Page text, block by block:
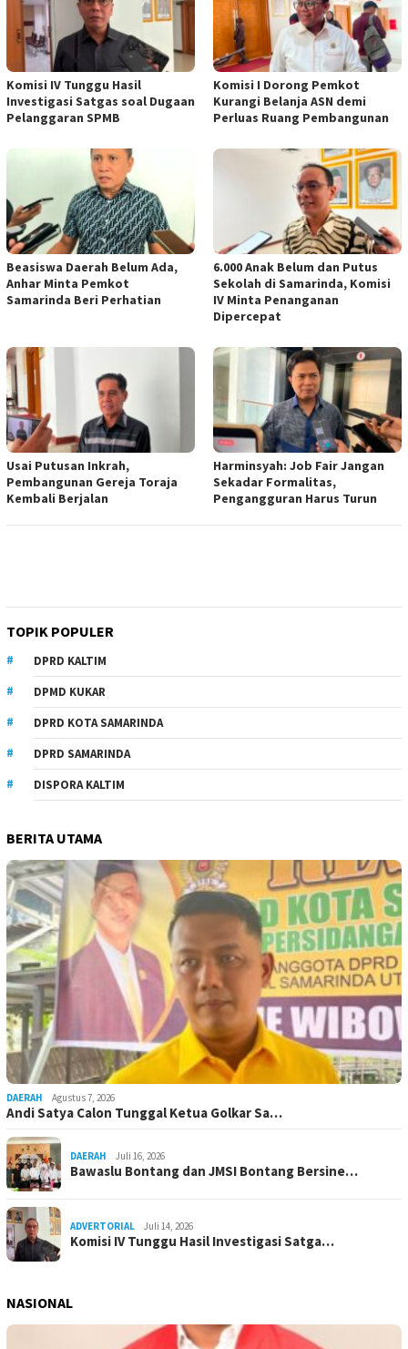
Komisi IV Tunggu Hasil
Investigasi Satgas soal Dugaan
Pelanggaran SPMB
Komisi I Dorong Pemkot
Kurangi Belanja ASN demi
Perluas Ruang Pembangunan
Beasiswa Daerah Belum Ada,
Anhar Minta Pemkot
Samarinda Beri Perhatian
6.000 Anak Belum dan Putus
Sekolah di Samarinda, Komisi
IV Minta Penanganan
Dipercepat
Usai Putusan Inkrah,
Pembangunan Gereja Toraja
Kembali Berjalan
Harminsyah: Job Fair Jangan
Sekadar Formalitas,
Pengangguran Harus Turun
TOPIK POPULER
DPRD KALTIM
DPMD KUKAR
DPRD KOTA SAMARINDA
DPRD SAMARINDA
DISPORA KALTIM
BERITA UTAMA
DAERAH Agustus 7, 2026
Andi Satya Calon Tunggal Ketua Golkar Sa…
DAERAH Juli 16, 2026
Bawaslu Bontang dan JMSI Bontang Bersine…
ADVERTORIAL Juli 14, 2026
Komisi IV Tunggu Hasil Investigasi Satga…
NASIONAL